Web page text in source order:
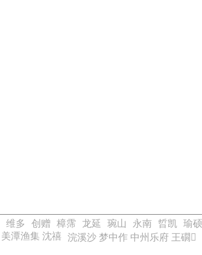
维多 创赠 樟霈 龙延 琬山 永南 晢凯 瑜硕
潭渔集 沈禧 浣溪沙 梦中作 中州乐府 王礀